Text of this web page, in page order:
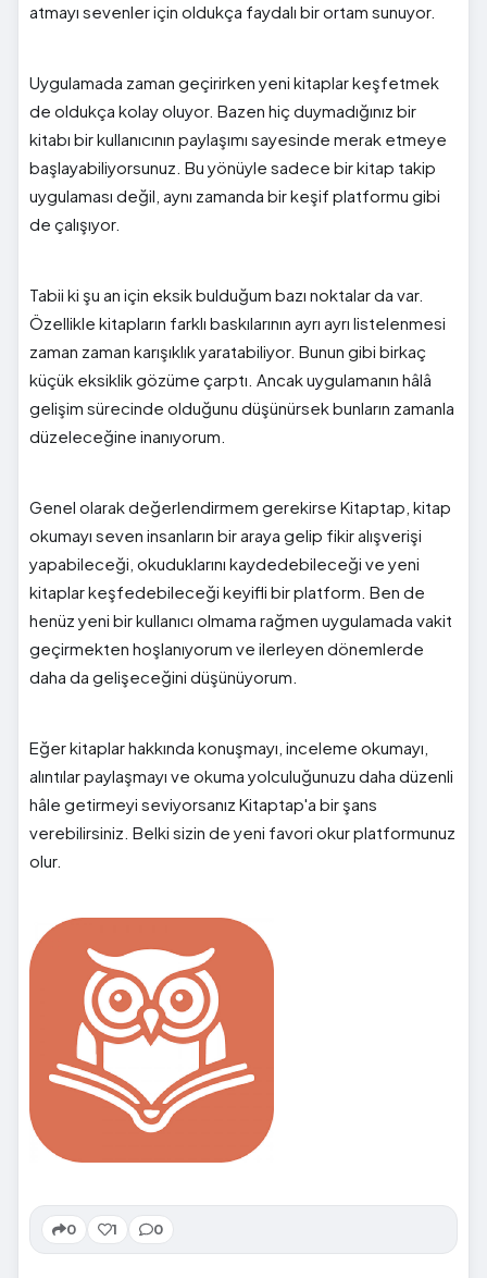
atmayı sevenler için oldukça faydalı bir ortam sunuyor.
Uygulamada zaman geçirirken yeni kitaplar keşfetmek
de oldukça kolay oluyor. Bazen hiç duymadığınız bir
kitabı bir kullanıcının paylaşımı sayesinde merak etmeye
başlayabiliyorsunuz. Bu yönüyle sadece bir kitap takip
uygulaması değil, aynı zamanda bir keşif platformu gibi
de çalışıyor.
Tabii ki şu an için eksik bulduğum bazı noktalar da var.
Özellikle kitapların farklı baskılarının ayrı ayrı listelenmesi
zaman zaman karışıklık yaratabiliyor. Bunun gibi birkaç
küçük eksiklik gözüme çarptı. Ancak uygulamanın hâlâ
gelişim sürecinde olduğunu düşünürsek bunların zamanla
düzeleceğine inanıyorum.
Genel olarak değerlendirmem gerekirse Kitaptap, kitap
okumayı seven insanların bir araya gelip fikir alışverişi
yapabileceği, okuduklarını kaydedebileceği ve yeni
kitaplar keşfedebileceği keyifli bir platform. Ben de
henüz yeni bir kullanıcı olmama rağmen uygulamada vakit
geçirmekten hoşlanıyorum ve ilerleyen dönemlerde
daha da gelişeceğini düşünüyorum.
Eğer kitaplar hakkında konuşmayı, inceleme okumayı,
alıntılar paylaşmayı ve okuma yolculuğunuzu daha düzenli
hâle getirmeyi seviyorsanız Kitaptap'a bir şans
verebilirsiniz. Belki sizin de yeni favori okur platformunuz
olur.
0 1 0